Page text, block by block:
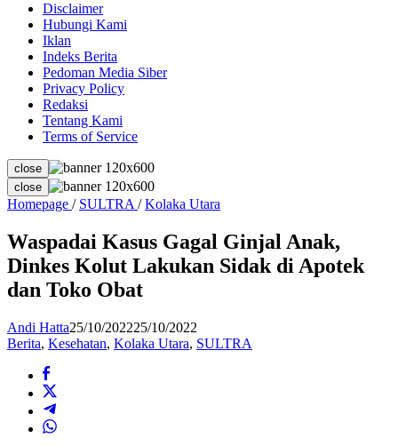
Disclaimer
Hubungi Kami
Iklan
Indeks Berita
Pedoman Media Siber
Privacy Policy
Redaksi
Tentang Kami
Terms of Service
close
close
Homepage / SULTRA / Kolaka Utara
Gagal
Ginjal
Anak,
di
Waspadai Kasus Gagal Ginjal Anak,
Dinkes Kolut Lakukan Sidak di Apotek
dan Toko Obat
Andi Hatta25/10/202225/10/2022
Berita, Kesehatan, Kolaka Utara, SULTRA